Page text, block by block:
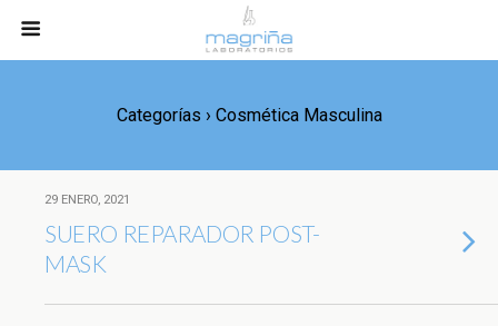
Categorías › Cosmética Masculina
29 ENERO, 2021
SUERO REPARADOR POST-
MASK